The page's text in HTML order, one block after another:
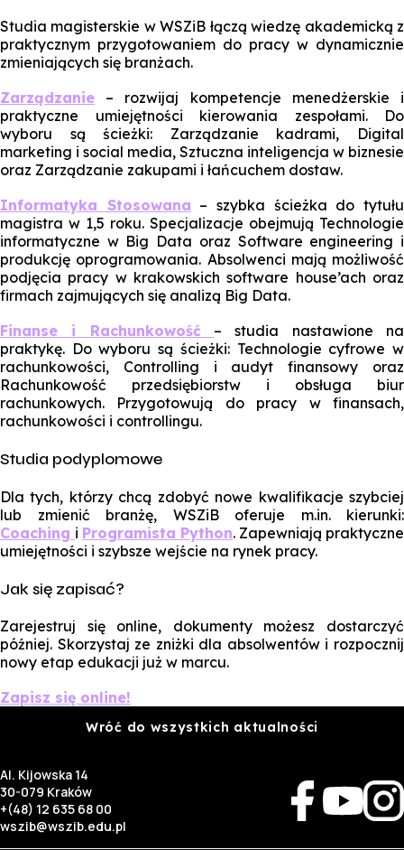
Studia magisterskie w WSZiB łączą wiedzę akademicką z
praktycznym przygotowaniem do pracy w dynamicznie
zmieniających się branżach.
Zarządzanie – rozwijaj kompetencje menedżerskie i
praktyczne umiejętności kierowania zespołami. Do
wyboru są ścieżki: Zarządzanie kadrami, Digital
marketing i social media, Sztuczna inteligencja w biznesie
oraz Zarządzanie zakupami i łańcuchem dostaw.
Informatyka Stosowana – szybka ścieżka do tytułu
magistra w 1,5 roku. Specjalizacje obejmują Technologie
informatyczne w Big Data oraz Software engineering i
produkcję oprogramowania. Absolwenci mają możliwość
podjęcia pracy w krakowskich software house’ach oraz
firmach zajmujących się analizą Big Data.
Finanse i Rachunkowość
– studia nastawione na
praktykę. Do wyboru są ścieżki: Technologie cyfrowe w
rachunkowości, Controlling i audyt finansowy oraz
Rachunkowość przedsiębiorstw i obsługa biur
rachunkowych. Przygotowują do pracy w finansach,
rachunkowości i controllingu.
Studia podyplomowe
Dla tych, którzy chcą zdobyć nowe kwalifikacje szybciej
lub zmienić branżę, WSZiB oferuje m.in. kierunki:
Coaching i Programista Python. Zapewniają praktyczne
umiejętności i szybsze wejście na rynek pracy.
Jak się zapisać?
Zarejestruj się online, dokumenty możesz dostarczyć
później. Skorzystaj ze zniżki dla absolwentów i rozpocznij
nowy etap edukacji już w marcu.
Zapisz się online!
Wróć do wszystkich aktualności
Al. Kijowska 14
30-079 Kraków
+(48) 12 635 68 00
wszib@wszib.edu.pl